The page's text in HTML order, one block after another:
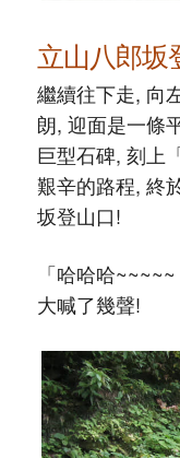
立山八郎坂
繼續往下走, 向
朗, 迎面是一條
巨型石碑, 刻上
艱辛的路程, 終
坂登山口!
「哈哈哈
大喊了幾聲!